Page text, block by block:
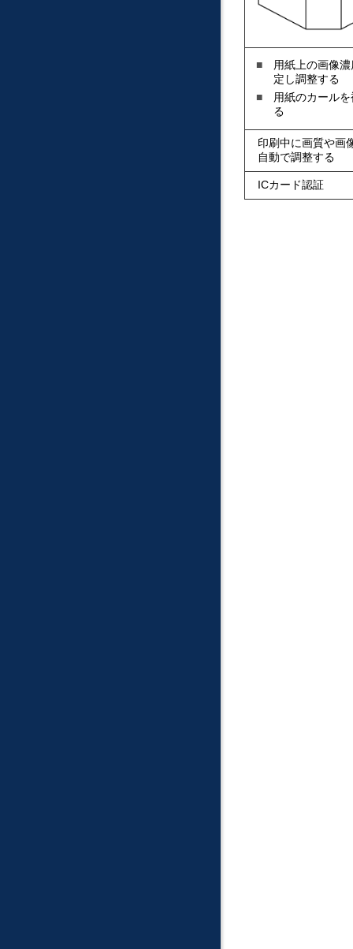
用紙上の画像
定し調整する
用紙のカール
る
印刷中に画質や画
自動で調整する
ICカード認証